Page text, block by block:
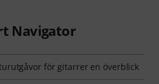
Navigator
för gitarrer en överblick